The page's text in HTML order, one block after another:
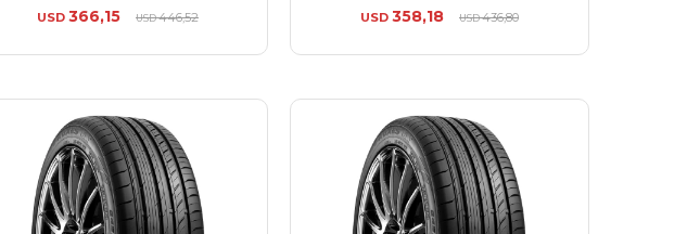
USD 366,15 USD446,52 USD 358,18 USD436,80